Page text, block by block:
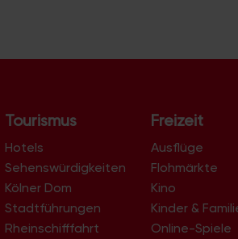
Tourismus
Hotels
Sehenswürdigkeiten
Kölner Dom
Stadtführungen
Rheinschifffahrt
Freizeit
Ausflüge
Flohmärkte
Kino
Kinder &
Online-Spiele